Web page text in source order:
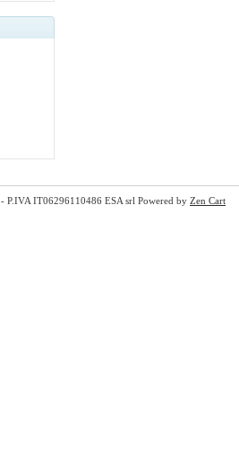
- P.IVA IT06296110486 ESA srl Powered by Zen Cart